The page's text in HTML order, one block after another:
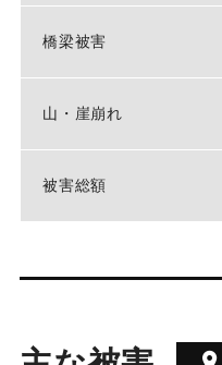
橋梁被害
山・崖崩れ
被害総額